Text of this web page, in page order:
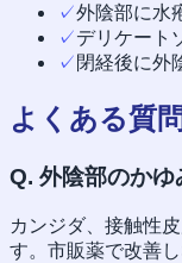
✓外陰部に水
✓デリケート
✓ 閉経後に外
よくある質問
Q. 外陰部のかゆ
カンジダ、接触性
す。市販薬で改善